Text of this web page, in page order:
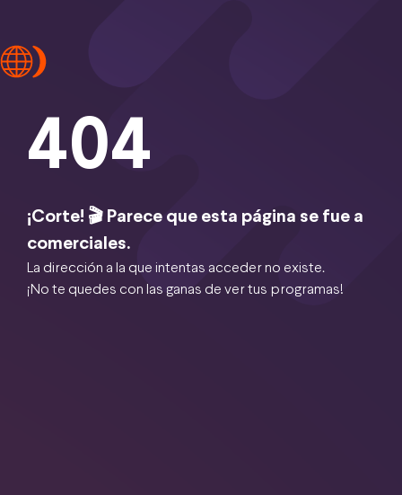
404
¡Corte! 🎬 Parece que esta página se fue a
comerciales.
La dirección a la que intentas acceder no existe.
¡No te quedes con las ganas de ver tus programas!